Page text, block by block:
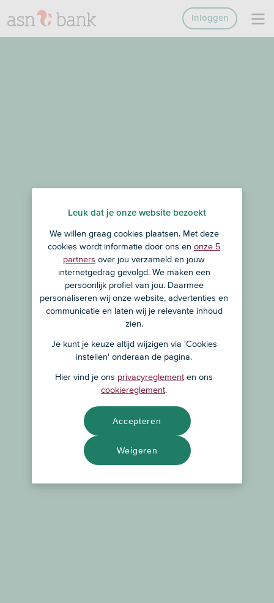
Inloggen
Leuk dat je onze website bezoekt
We willen graag cookies plaatsen. Met deze
cookies wordt informatie door ons en onze 5
partners over jou verzameld en jouw
internetgedrag gevolgd. We maken een
persoonlijk profiel van jou. Daarmee
personaliseren wij onze website, advertenties en
communicatie en laten wij je relevante inhoud
zien.
Je kunt je keuze altijd wijzigen via 'Cookies
instellen' onderaan de pagina.
Hier vind je ons privacyreglement en ons
cookiereglement.
Weigeren
Accepteren